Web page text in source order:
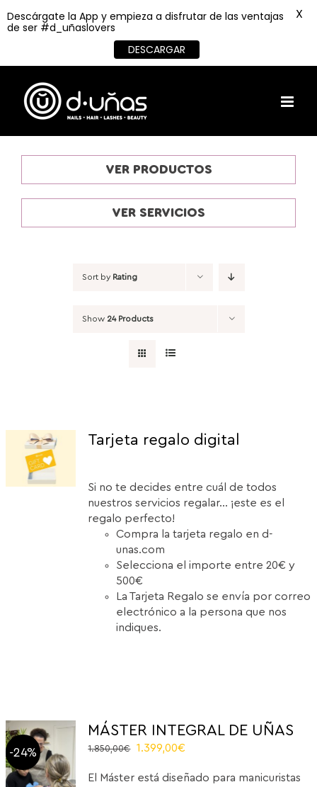
content
VER PRODUCTOS
VER SERVICIOS
Sort by Rating
Show 24 Products
Tarjeta regalo digital
Si no te decides entre cuál de todos
nuestros servicios regalar... ¡este es el
regalo perfecto!
Compra la tarjeta regalo en d-
unas.com
Selecciona el importe entre 20€ y
500€
La Tarjeta Regalo se envía por correo
electrónico a la persona que nos
indiques.
-24%
MÁSTER INTEGRAL DE UÑAS
1.850,00€
Original
was:
1.399,00€
is:
El Máster está diseñado para manicuristas
Descárgate la App y empieza a disfrutar de las ventajas
de ser #d_uñaslovers
DESCARGAR
X